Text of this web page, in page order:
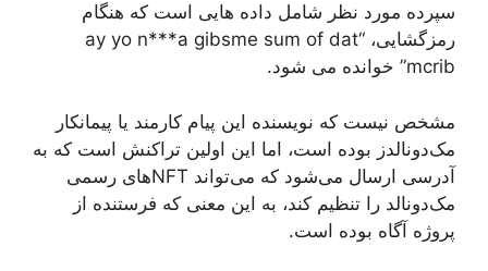
سپرده مورد نظر شامل داده هایی است که هنگام
رمزگشایی، “ay yo n***a gibsme sum of dat
mcrib” خوانده می شود.
مشخص نیست که نویسنده این پیام کارمند یا پیمانکار
مک‌دونالدز بوده است، اما این اولین تراکنش است که به
آدرسی ارسال می‌شود که می‌تواند NFT‌های رسمی
مک‌دونالد را تنظیم کند، به این معنی که فرستنده از
پروژه آگاه بوده است.